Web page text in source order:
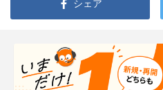
シェア